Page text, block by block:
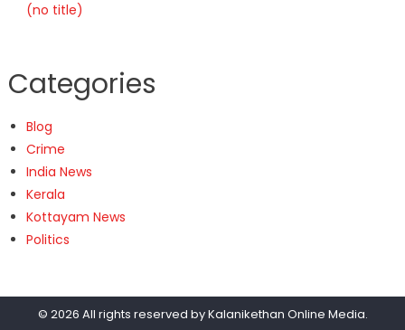
(no title)
Categories
Blog
Crime
India News
Kerala
Kottayam News
Politics
© 2026 All rights reserved byKalanikethan Online Media.